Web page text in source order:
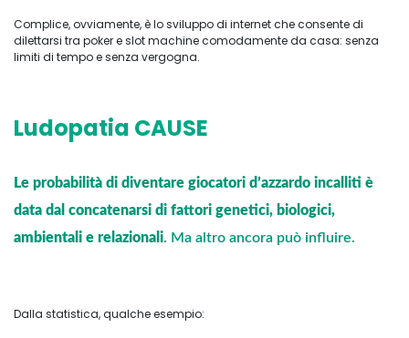
Complice, ovviamente, è lo sviluppo di internet che consente di
dilettarsi tra poker e slot machine comodamente da casa: senza
limiti di tempo e senza vergogna.
Ludopatia CAUSE
Le probabilità di diventare giocatori d’azzardo incalliti è
data dal concatenarsi di fattori genetici, biologici,
ambientali e relazionali. Ma altro ancora può influire.
Dalla statistica, qualche esempio: